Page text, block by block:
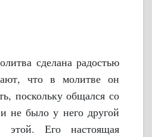
сделана радостью
что в молитве он
поскольку общался со
не было у него другой
этой. Его настоящая